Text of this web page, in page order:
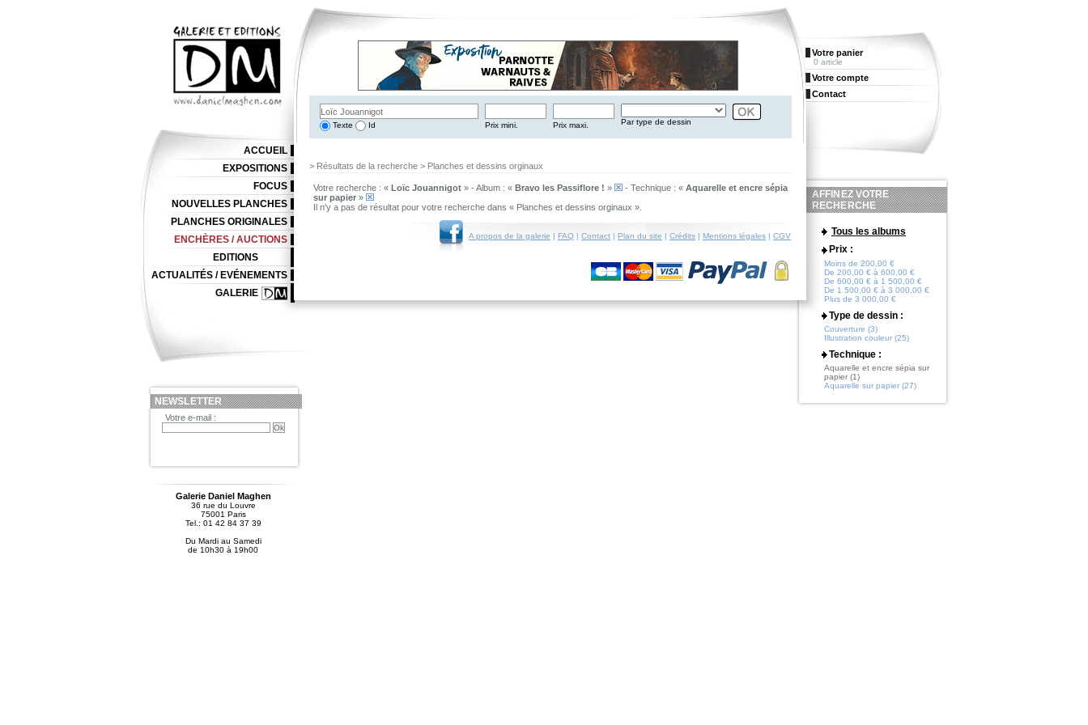
Texte Id Prix mini. Prix maxi. Par type de dessin
> Résultats de la recherche > Planches et dessins orginaux
Votre recherche : « Loïc Jouannigot » - Album : « Bravo les Passiflore ! » - Technique : « Aquarelle et encre sépia
sur papier »
Il n'y a pas de résultat pour votre recherche dans « Planches et dessins orginaux ».
A propos de la galerie | FAQ | Contact | Plan du site | Crédits | Mentions légales | CGV
ACCUEIL
EXPOSITIONS
FOCUS
NOUVELLES PLANCHES
PLANCHES ORIGINALES
ENCHÈRES / AUCTIONS
EDITIONS
ACTUALITÉS / EVÉNEMENTS
GALERIE
NEWSLETTER
Votre e-mail :
Galerie Daniel Maghen
36 rue du Louvre
75001 Paris
Tel.: 01 42 84 37 39
Du Mardi au Samedi
de 10h30 à 19h00
Votre panier
0 article
Votre compte
Contact
AFFINEZ VOTRE
RECHERCHE
Tous les albums
Prix :
Moins de 200,00 €
De 200,00 € à 600,00 €
De 600,00 € à 1 500,00 €
De 1 500,00 € à 3 000,00 €
Plus de 3 000,00 €
Type de dessin :
Couverture (3)
Illustration couleur (25)
Technique :
Aquarelle et encre sépia sur
papier (1)
Aquarelle sur papier (27)